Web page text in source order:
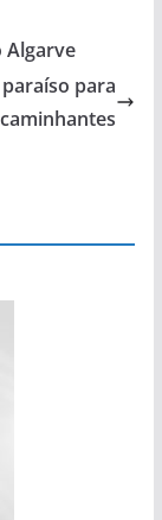
Algarve
para
caminhantes